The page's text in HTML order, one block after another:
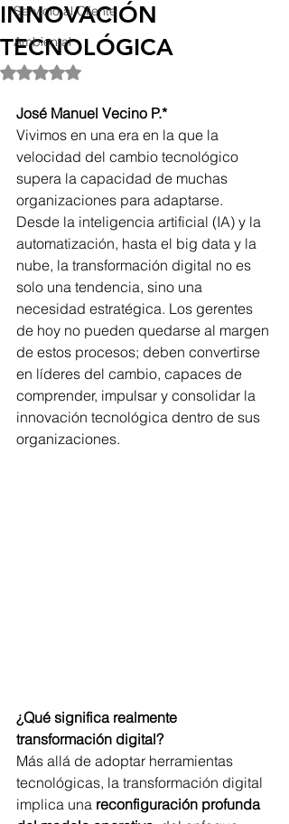
Servicio al Cliente
Ambiental
INNOVACIÓN
TECNOLÓGICA
Obtuvo NaN de 5 estrellas.
José Manuel Vecino P.*
Vivimos en una era en la que la
velocidad del cambio tecnológico
supera la capacidad de muchas
organizaciones para adaptarse.
Desde la inteligencia artificial (IA) y la
automatización, hasta el big data y la
nube, la transformación digital no es
solo una tendencia, sino una
necesidad estratégica. Los gerentes
de hoy no pueden quedarse al margen
de estos procesos; deben convertirse
en líderes del cambio, capaces de
comprender, impulsar y consolidar la
innovación tecnológica dentro de sus
organizaciones.
¿Qué significa realmente
transformación digital?
Más allá de adoptar herramientas
tecnológicas, la transformación digital
implica una reconfiguración profunda